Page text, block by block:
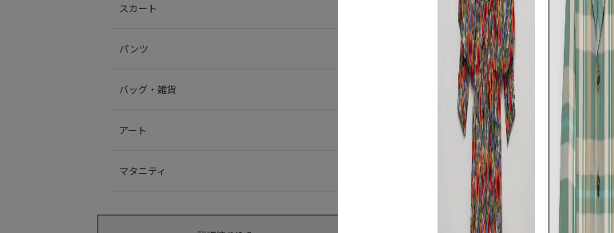
スカート
パンツ
バッグ・雑貨
アート
マタニティ